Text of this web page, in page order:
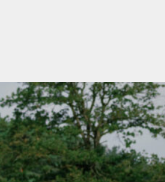
je vijf of tien jaar
dat je klaar bent